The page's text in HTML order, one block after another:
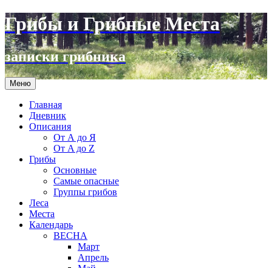
Грибы и Грибные Места
записки грибника
Меню Перейти
к
содержимому
Главная
Дневник
Описания
От А до Я
От A до Z
Грибы
Основные
Самые опасные
Группы грибов
Леса
Места
Календарь
ВЕСНА
Март
Апрель